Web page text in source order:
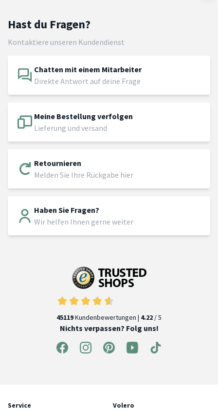
Hast du Fragen?
Kontaktiere unseren Kundendienst
Chatten mit einem Mitarbeiter
Direkte Antwort auf deine Frage
Meine Bestellung verfolgen
Lieferung und versand
Retournieren
Melden Sie Ihre Rückgabe hier
Haben Sie Fragen?
Wir helfen Ihnen gerne weiter
45119Kundenbewertungen | 4.22 / 5
Nichts verpassen? Folg uns!
Service Volero